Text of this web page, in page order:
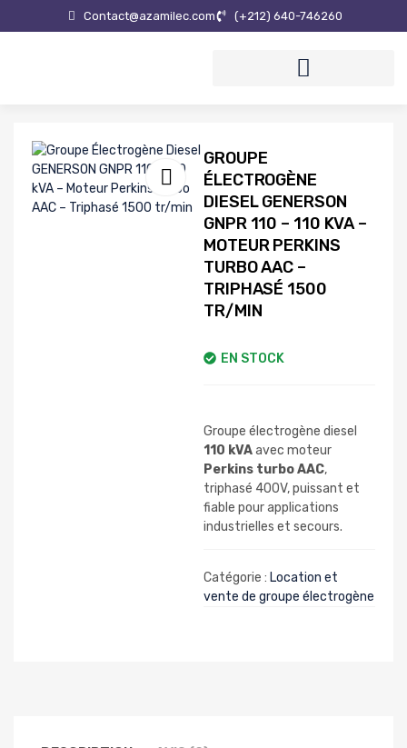
Contact@azamilec.com (+212) ‪640-746260
GROUPE
ÉLECTROGÈNE
DIESEL GENERSON
GNPR 110 – 110 KVA –
MOTEUR PERKINS
TURBO AAC –
TRIPHASÉ 1500
TR/MIN
EN STOCK
Groupe électrogène diesel
110 kVAavec moteur
Perkins turbo AAC,
triphasé 400V, puissant et
fiable pour applications
industrielles et secours.
Catégorie : Location et
vente de groupe électrogène